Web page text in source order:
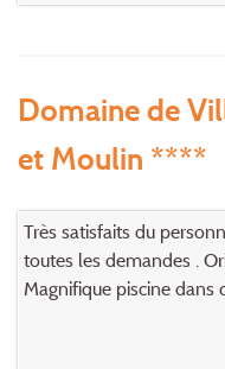
Domaine de
et Moulin ****
Très satisfaits du
toutes les demandes .
Magnifique piscine dans